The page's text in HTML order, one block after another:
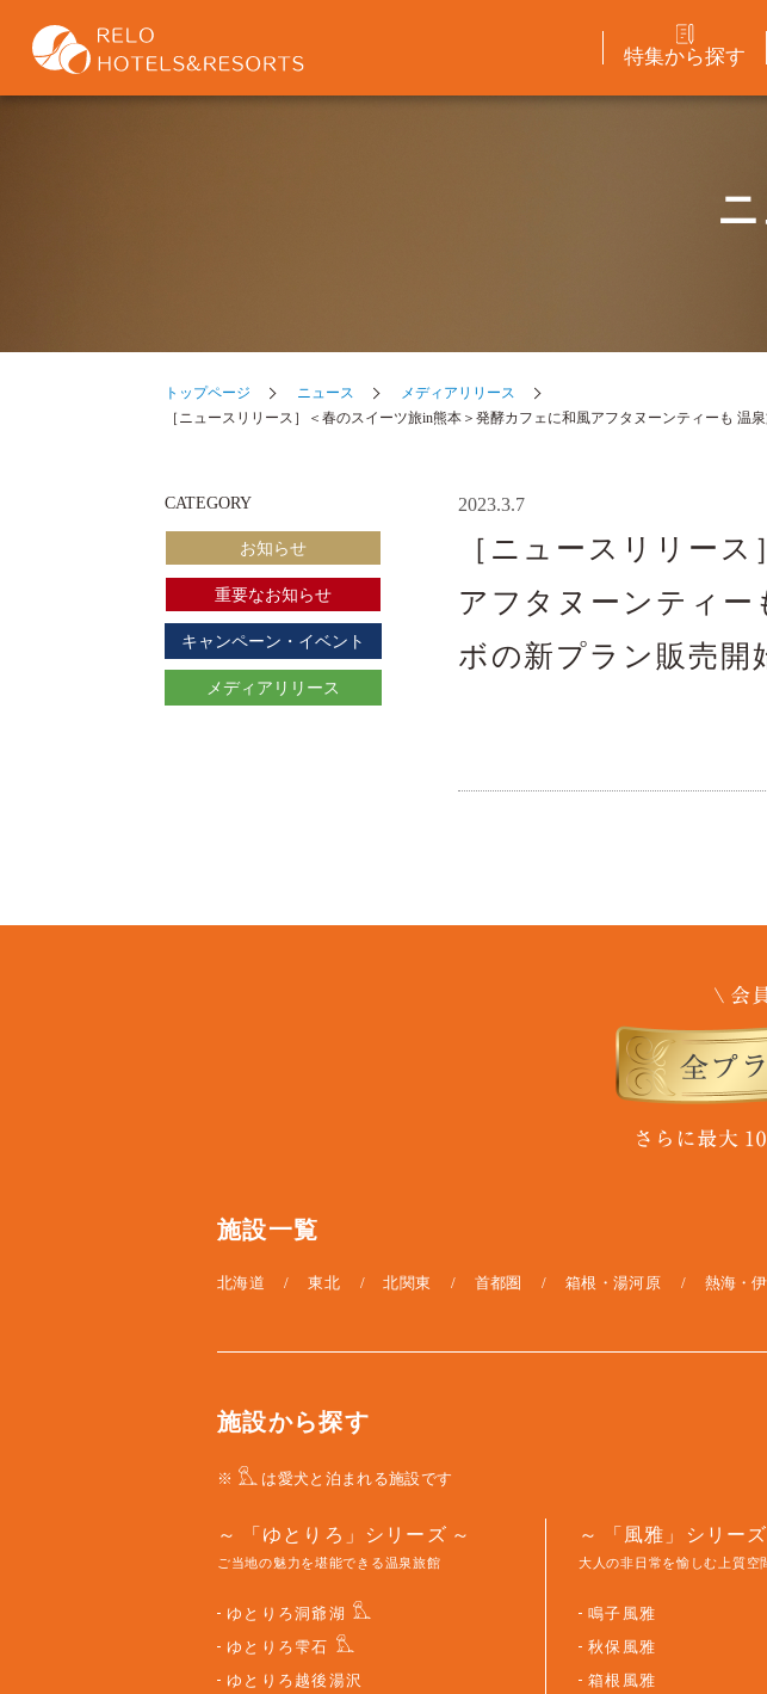
特集から探す
トップページ ニュース
メディアリリース
［ニュースリリース］＜春のスイーツ旅in熊本＞発酵カフェに和風アフタヌーンティーも
2023.3.7
［ニュースリリー
アフタヌーンティー
ボの新プラン販売開
CATEGORY
お知らせ
重要なお知らせ
キャンペーン・イベント
メディアリリース
施設一覧
北海道 東北 北関東 首都圏 箱根・湯河原 熱海・
施設から探す
※ は愛犬と泊まれる施設です
「ゆとりろ」シリーズ
ご当地の魅力を堪能できる温泉旅館
ゆとりろ洞爺湖
ゆとりろ雫石
ゆとりろ越後湯沢
「風雅」シリーズ
大人の非日常を愉しむ上質空
鳴子風雅
秋保風雅
箱根風雅